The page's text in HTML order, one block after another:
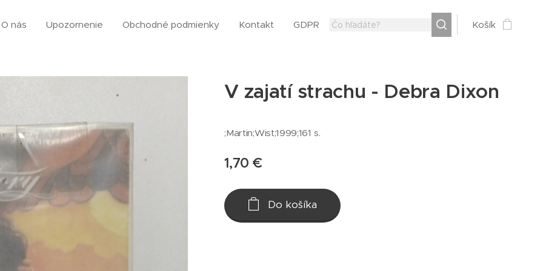
O nás Upozornenie Obchodné podmienky Kontakt GDPR Košík
V zajatí strachu - Debra Dixon
;Martin;Wist;1999;161 s.
1,70 €
Do košíka